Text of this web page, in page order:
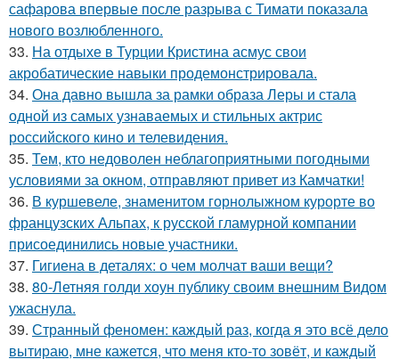
сафарова впервые после разрыва с Тимати показала
нового возлюбленного.
33. На отдыхе в Турции Кристина асмус свои
акробатические навыки продемонстрировала.
34. Она давно вышла за рамки образа Леры и стала
одной из самых узнаваемых и стильных актрис
российского кино и телевидения.
35. Тем, кто недоволен неблагоприятными погодными
условиями за окном, отправляют привет из Камчатки!
36. В куршевеле, знаменитом горнолыжном курорте во
французских Альпах, к русской гламурной компании
присоединились новые участники.
37. Гигиена в деталях: о чем молчат ваши вещи?
38. 80-Летняя голди хоун публику своим внешним Видом
ужаснула.
39. Странный феномен: каждый раз, когда я это всё дело
вытираю, мне кажется, что меня кто-то зовёт, и каждый